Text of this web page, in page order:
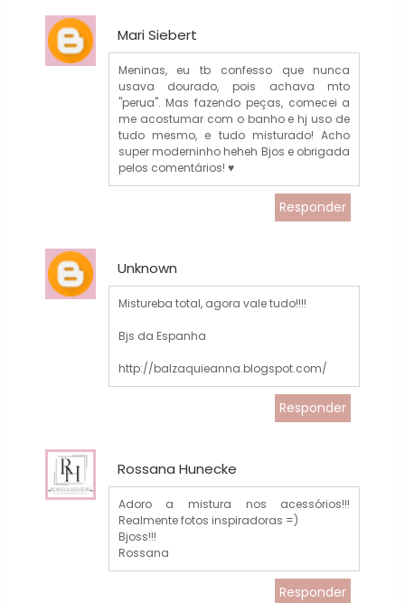
Mari Siebert
Meninas, eu tb confesso que nunca
usava dourado, pois achava mto
"perua". Mas fazendo peças, comecei a
me acostumar com o banho e hj uso de
tudo mesmo, e tudo misturado! Acho
super moderninho heheh Bjos e obrigada
pelos comentários! ♥
Responder
Unknown
Mistureba total, agora vale tudo!!!!
Bjs da Espanha
http://balzaquieanna.blogspot.com/
Responder
Rossana Hunecke
Adoro a mistura nos acessórios!!!
Realmente fotos inspiradoras =)
Bjoss!!!
Rossana
Responder